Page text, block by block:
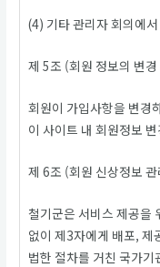
(4) 기타 관리자 회의에
제 5조 (회원 정보의 변
회원이 가입사항을 변경
이 사이트 내 회원정보
제 6조 (회원 신상정보
철기군은 서비스 제공을
없이 제3자에게 배포, 제
법한 절차를 거친 국가